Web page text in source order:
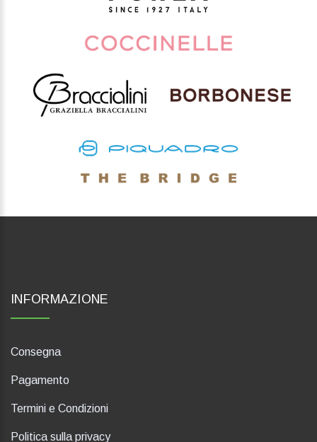
INFORMAZIONE
Consegna
Pagamento
Termini e Condizioni
Politica sulla privacy